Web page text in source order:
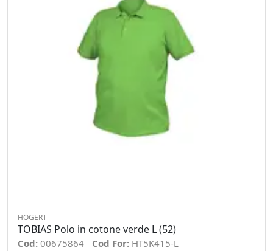
HOGERT
TOBIAS Polo in cotone verde L (52)
Cod: 00675864 Cod For: HT5K415-L